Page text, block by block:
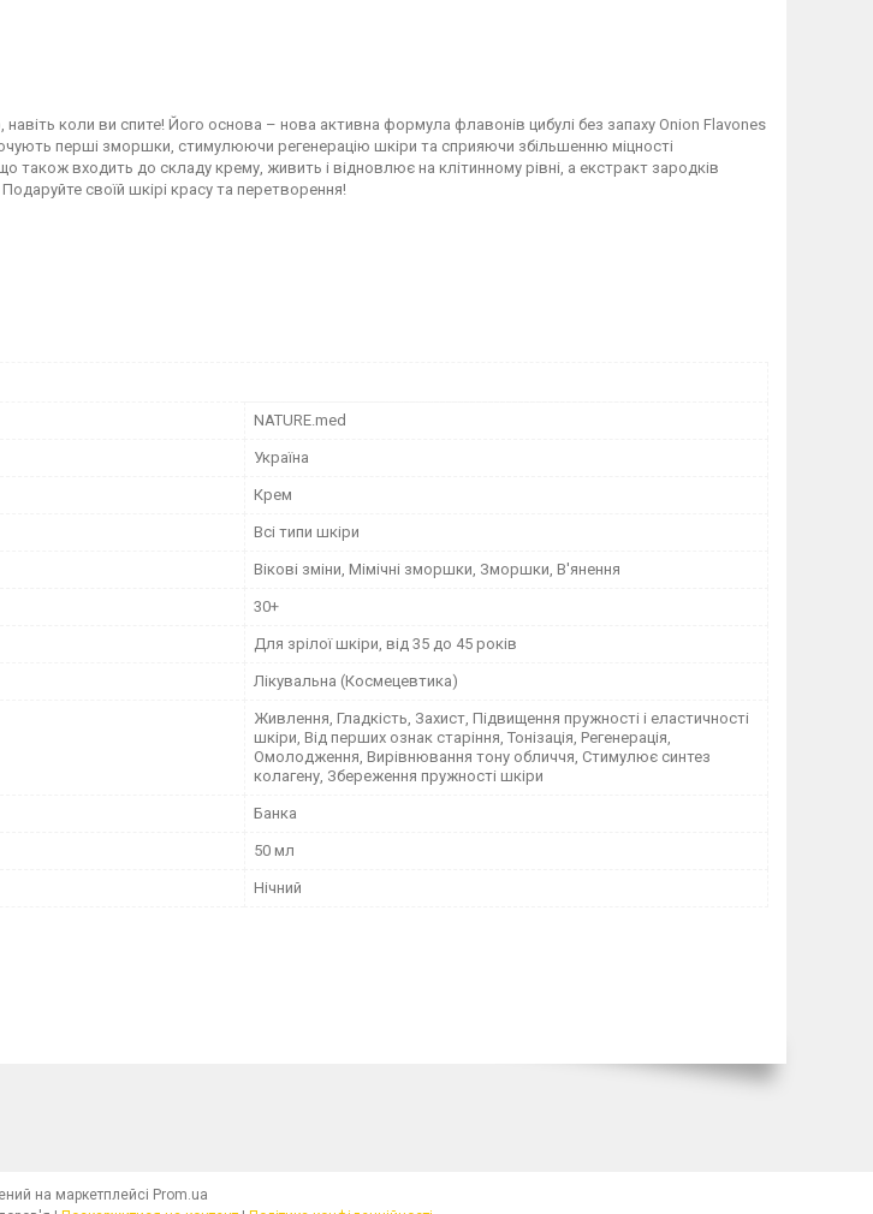
коли ви спите! Його основа – нова активна формула флавонів цибулі без запаху Onion Flavones
перші зморшки, стимулюючи регенерацію шкіри та сприяючи збільшенню міцності
також входить до складу крему, живить і відновлює на клітинному рівні, а екстракт зародків
своїй шкірі красу та перетворення!
NATURE.med
Україна
Крем
Всі типи шкіри
Вікові зміни, Мімічні зморшки, Зморшки, В'янення
30+
Для зрілої шкіри, від 35 до 45 років
Лікувальна (Космецевтика)
Живлення, Гладкість, Захист, Підвищення пружності і еластичності
шкіри, Від перших ознак старіння, Тонізація, Регенерація,
Омолодження, Вирівнювання тону обличчя, Стимулює синтез
колагену, Збереження пружності шкіри
Банка
50 мл
Нічний
на маркетплейсі Prom.ua